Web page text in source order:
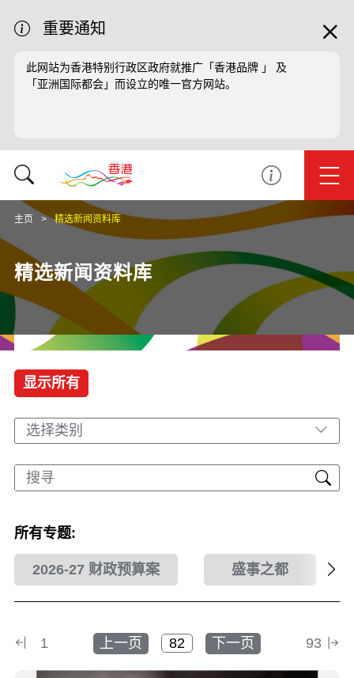
重要通知
此网站为香港特别行政区政府就推广「香港品牌 」 及
「亚洲国际都会」而设立的唯一官方网站。
主页 精选新闻资料库
精选新闻资料库
显示所有
选择类别
所有专题:
2026-27 财政预算案 盛事之都
1 上一页 下一页 93